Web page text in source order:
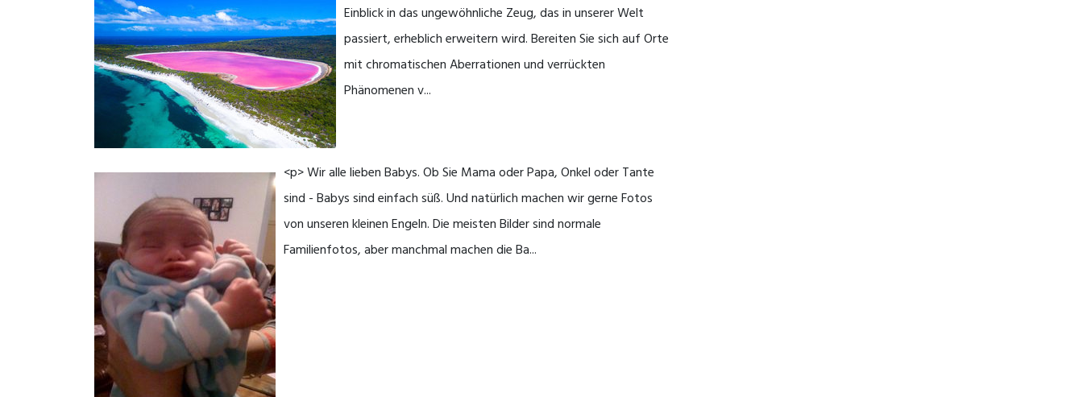
Einblick in das ungewöhnliche Zeug, das in unserer Welt
passiert, erheblich erweitern wird. Bereiten Sie sich auf Orte
mit chromatischen Aberrationen und verrückten
Phänomenen v...
<p> Wir alle lieben Babys. Ob Sie Mama oder Papa, Onkel oder Tante
sind - Babys sind einfach süß. Und natürlich machen wir gerne Fotos
von unseren kleinen Engeln. Die meisten Bilder sind normale
Familienfotos, aber manchmal machen die Ba...